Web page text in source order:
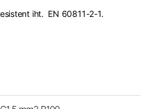
iht. EN 60811-2-1.